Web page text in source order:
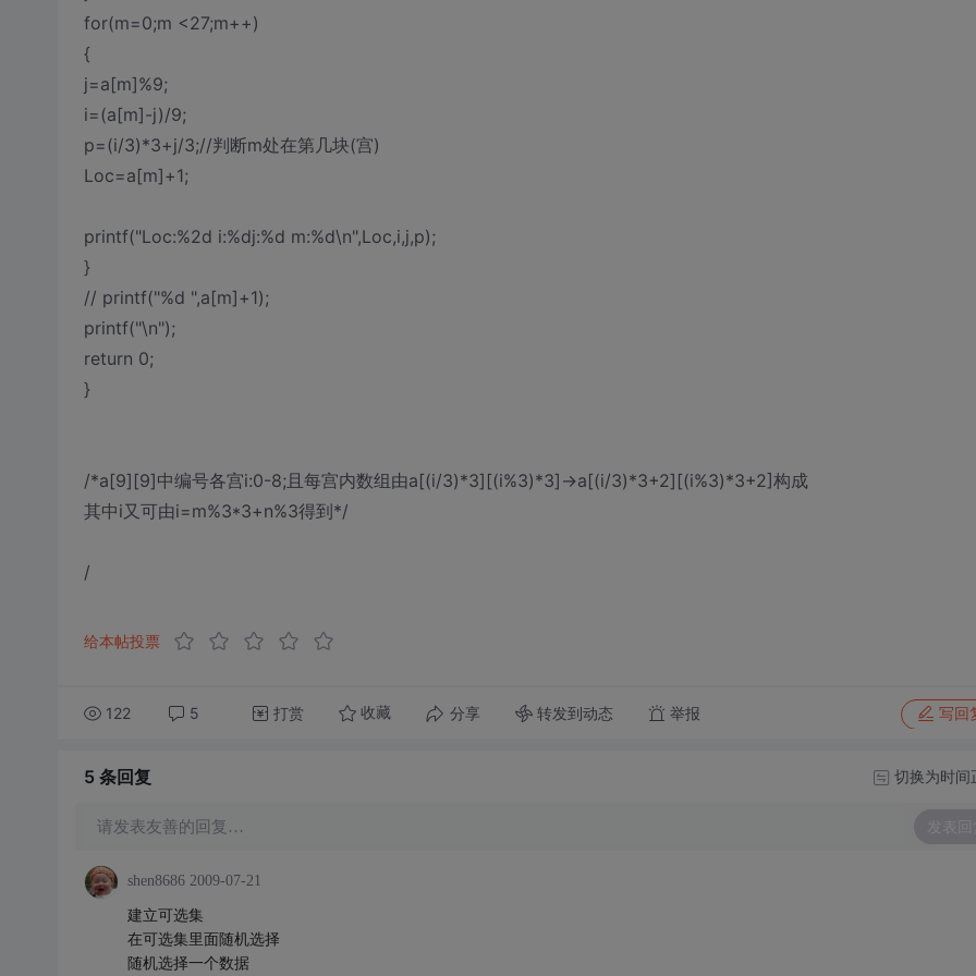
for(m=0;m <27;m++)
{
j=a[m]%9;
i=(a[m]-j)/9;
p=(i/3)*3+j/3;//判断m处在第几块(宫)
Loc=a[m]+1;
printf("Loc:%2d i:%dj:%d m:%d\n",Loc,i,j,p);
}
// printf("%d ",a[m]+1);
printf("\n");
return 0;
}
/*a[9][9]中编号各宫i:0-8;且每宫内数组由a[(i/3)*3][(i%3)*3]->a[(i/3)*3+2][(i%3)*3+2]构成
其中i又可由i=m%3*3+n%3得到*/
/
给本帖投票
122 5 打赏 收藏 分享 转发到动态 举报 写回
5 条回复 切换为时间
请发表友善的回复… 发表回
shen8686 2009-07-21
建立可选集
在可选集里面随机选择
随机选择一个数据